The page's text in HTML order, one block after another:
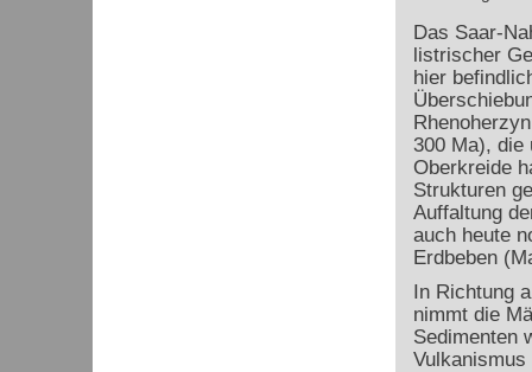
Das Saar-
listrischer
hier
300 Ma), die
Oberkreide
Strukturen
Auffaltung
auch heute
Erdbeben
In Richtung
nimmt die
Sedimenten
Vulkanismus